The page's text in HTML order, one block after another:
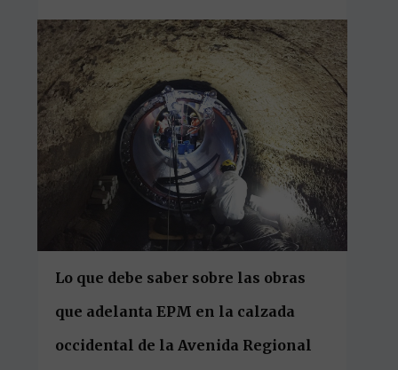
Lo que debe saber sobre las obras
que adelanta EPM en la calzada
occidental de la Avenida Regional